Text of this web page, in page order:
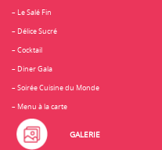
– Le Salé Fin
– Délice Sucré
– Cocktail
– Diner Gala
– Soirée Cuisine du Monde
– Menu à la carte
GALERIE